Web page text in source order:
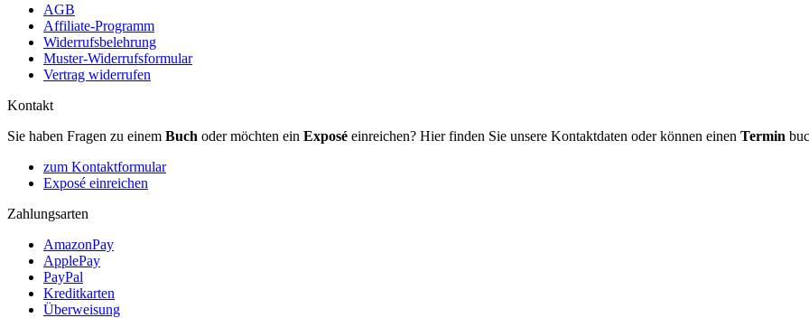
AGB
Affiliate-Programm
Widerrufsbelehrung
Muster-Widerrufsformular
Vertrag widerrufen
Kontakt
Sie haben Fragen zu einem Buch oder möchten ein Exposé einreichen? Hier finden Sie unsere Kontaktdaten oder können einen Termin
zum Kontaktformular
Exposé einreichen
Zahlungsarten
AmazonPay
ApplePay
PayPal
Kreditkarten
Überweisung